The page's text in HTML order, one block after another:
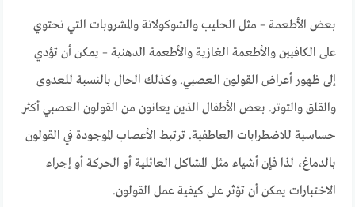
بعض الأطعمة – مثل الحليب والشوكولاتة والمشروبات التي تحتوي
على الكافيين والأطعمة الغازية والأطعمة الدهنية – يمكن أن تؤدي
إلى ظهور أعراض القولون العصبي. وكذلك الحال بالنسبة للعدوى
والقلق والتوتر. بعض الأطفال الذين يعانون من القولون العصبي أكثر
حساسية للاضطرابات العاطفية. ترتبط الأعصاب الموجودة في القولون
بالدماغ، لذا فإن أشياء مثل المشاكل العائلية أو الحركة أو إجراء
الاختبارات يمكن أن تؤثر على كيفية عمل القولون.